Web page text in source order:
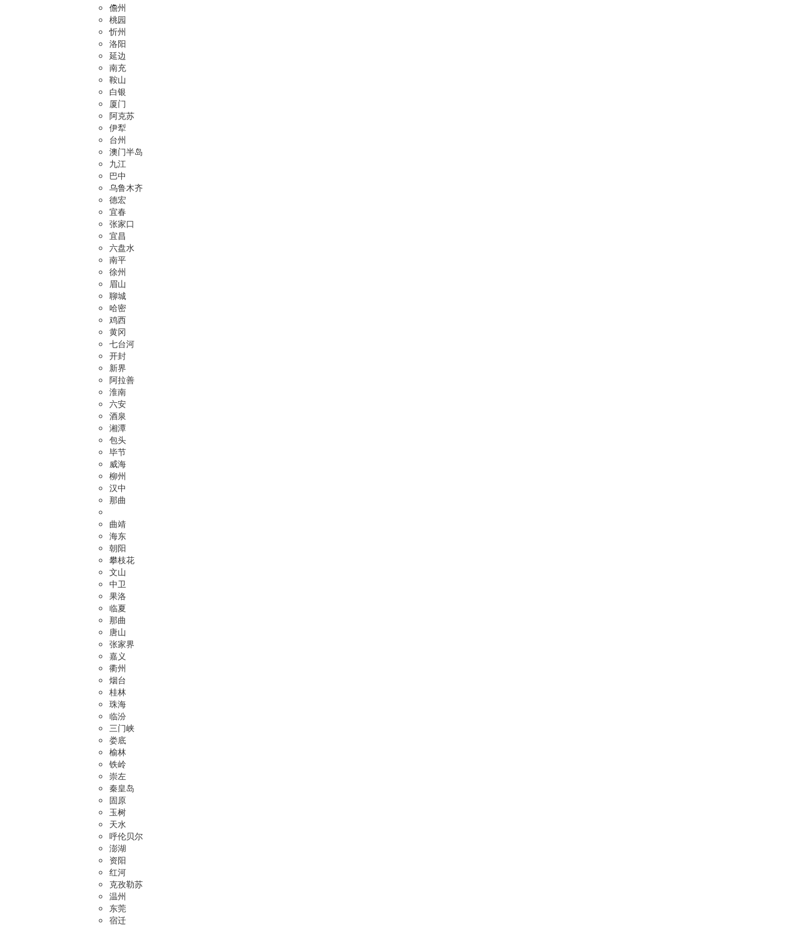
儋州
桃园
忻州
洛阳
延边
南充
鞍山
白银
厦门
阿克苏
伊犁
台州
澳门半岛
九江
巴中
乌鲁木齐
德宏
宜春
张家口
宜昌
六盘水
南平
徐州
眉山
聊城
哈密
鸡西
黄冈
七台河
开封
新界
阿拉善
淮南
六安
酒泉
湘潭
包头
毕节
威海
柳州
汉中
那曲
曲靖
海东
朝阳
攀枝花
文山
中卫
果洛
临夏
那曲
唐山
张家界
嘉义
衢州
烟台
桂林
珠海
临汾
三门峡
娄底
榆林
铁岭
崇左
秦皇岛
固原
玉树
天水
呼伦贝尔
澎湖
资阳
红河
克孜勒苏
温州
东莞
宿迁